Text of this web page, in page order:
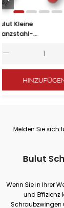
$20.12
Bulut
–
Melden Sie sich
Bulut
Wenn Sie in Ihrer
und Effizienz
Schraubzwingen